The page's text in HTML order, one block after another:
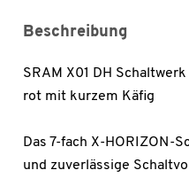
Beschreibung
SRAM X01 DH
rot mit kurzem Käfig
Das 7-fach X-HORIZON-
und zuverlässige